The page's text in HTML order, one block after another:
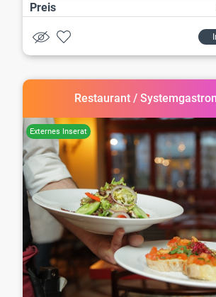
Preis
Restaurant /